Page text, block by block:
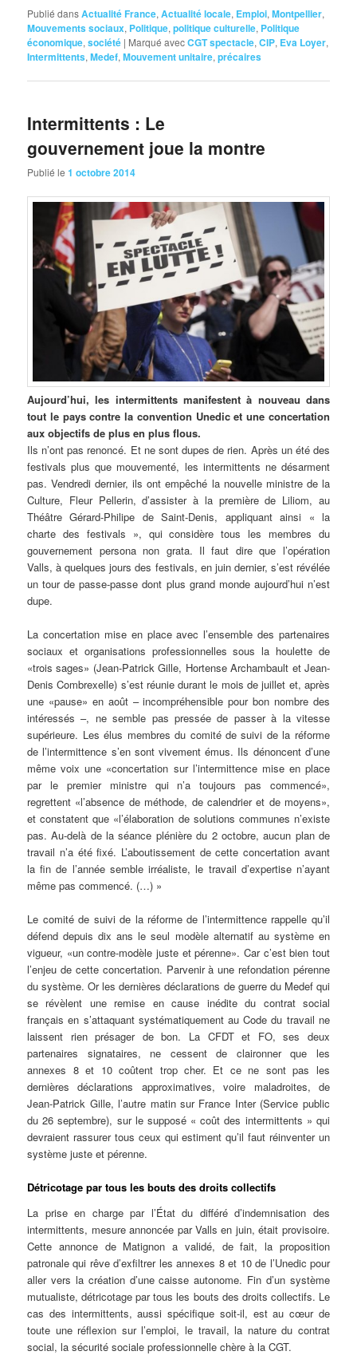
Publié dansActualité France,Actualité locale, Emploi,Montpellier,
Mouvements sociaux, Politique,politique culturelle, Politique
économique,société | Marqué avecCGT spectacle,CIP, Eva Loyer,
Intermittents,Medef,Mouvement unitaire,précaires
Intermittents : Le
gouvernement joue la montre
Publié le1 octobre 2014
Aujourd’hui,les intermittents manifestent à nouveau dans
tout le pays contre la convention Unedic et une concertation
aux objectifs de plus en plus flous.
Ils n’ont pas renoncé. Et ne sont dupes de rien. Après un été des
festivals plus que mouvementé, les intermittents ne désarment
pas. Vendredi dernier, ils ont empêché la nouvelle ministre de la
Culture, Fleur Pellerin, d’assister à la première de Liliom, au
Théâtre Gérard-Philipe de Saint-Denis, appliquant ainsi « la
charte des festivals », qui considère tous les membres du
gouvernement persona non grata. Il faut dire que l’opération
Valls, à quelques jours des festivals, en juin dernier, s’est révélée
un tour de passe-passe dont plus grand monde aujourd’hui n’est
dupe.
La concertation mise en place avec l’ensemble des partenaires
sociaux et organisations professionnelles sous la houlette de
«trois sages» (Jean-Patrick Gille, Hortense Archambault et Jean-
Denis Combrexelle) s’est réunie durant le mois de juillet et, après
une «pause» en août – incompréhensible pour bon nombre des
intéressés –, ne semble pas pressée de passer à la vitesse
supérieure. Les élus membres du comité de suivi de la réforme
de l’intermittence s’en sont vivement émus. Ils dénoncent d’une
même voix une «concertation sur l’intermittence mise en place
par le premier ministre qui n’a toujours pas commencé»,
regrettent «l’absence de méthode, de calendrier et de moyens»,
et constatent que «l’élaboration de solutions communes n’existe
pas. Au-delà de la séance plénière du 2 octobre, aucun plan de
travail n’a été fixé. L’aboutissement de cette concertation avant
la fin de l’année semble irréaliste, le travail d’expertise n’ayant
même pas commencé. (…) »
Le comité de suivi de la réforme de l’intermittence rappelle qu’il
défend depuis dix ans le seul modèle alternatif au système en
vigueur, «un contre-modèle juste et pérenne». Car c’est bien tout
l’enjeu de cette concertation. Parvenir à une refondation pérenne
du système. Or les dernières déclarations de guerre du Medef qui
se révèlent une remise en cause inédite du contrat social
français en s’attaquant systématiquement au Code du travail ne
laissent rien présager de bon. La CFDT et FO, ses deux
partenaires signataires, ne cessent de claironner que les
annexes 8 et 10 coûtent trop cher. Et ce ne sont pas les
dernières déclarations approximatives, voire maladroites, de
Jean-Patrick Gille, l’autre matin sur France Inter (Service public
du 26 septembre), sur le supposé « coût des intermittents » qui
devraient rassurer tous ceux qui estiment qu’il faut réinventer un
système juste et pérenne.
Détricotage par tous les bouts des droits collectifs
La prise en charge par l’État du différé d’indemnisation des
intermittents, mesure annoncée par Valls en juin, était provisoire.
Cette annonce de Matignon a validé, de fait, la proposition
patronale qui rêve d’exfiltrer les annexes 8 et 10 de l’Unedic pour
aller vers la création d’une caisse autonome. Fin d’un système
mutualiste, détricotage par tous les bouts des droits collectifs. Le
cas des intermittents, aussi spécifique soit-il, est au cœur de
toute une réflexion sur l’emploi, le travail, la nature du contrat
social, la sécurité sociale professionnelle chère à la CGT.